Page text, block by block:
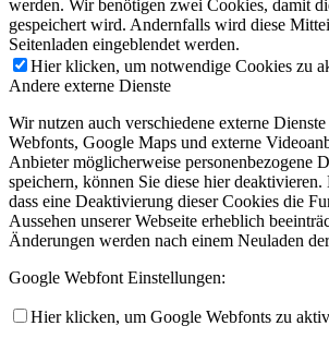
werden. Wir benötigen zwei Cookies, damit
gespeichert wird. Andernfalls wird diese
Seitenladen eingeblendet werden.
Hier klicken, um notwendige Cookies zu
Andere externe Dienste
Wir nutzen auch verschiedene externe
Webfonts, Google Maps und externe
Anbieter möglicherweise personenbezogene
speichern, können Sie diese hier deaktivieren.
dass eine Deaktivierung dieser Cookies die
Aussehen unserer Webseite erheblich
Änderungen werden nach einem Neuladen
Google Webfont Einstellungen:
Hier klicken, um Google Webfonts zu